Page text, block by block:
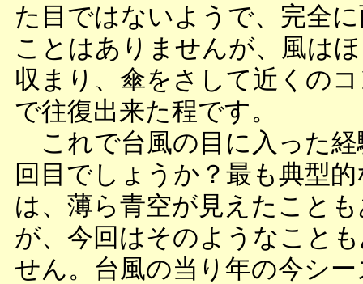
た目ではないようで、完全
ことはありませんが、風は
収まり、傘をさして近くの
で往復出来た程です。
これで台風の目に入った経
回目でしょうか？最も典型
は、薄ら青空が見えたこと
が、今回はそのようなこと
せん。台風の当り年の今シ